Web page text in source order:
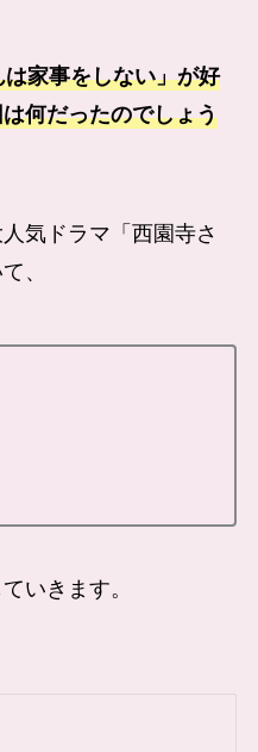
家事をしない」が好
何だったのでしょう
気ドラマ「西園寺さ
、
いきます。